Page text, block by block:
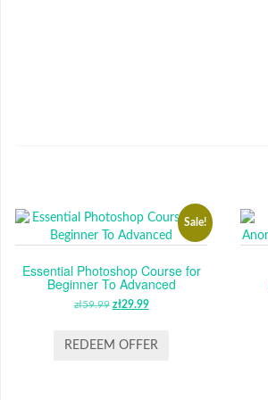
Sale!
Essential Photoshop Course for
Beginner To Advanced
zł59.99 ORIGINAL
WAS:
zł29.99CURRENT
IS:
REDEEM OFFER